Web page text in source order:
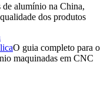
alumínio na China,
dos produtos
O guia completo para o
maquinadas em CNC